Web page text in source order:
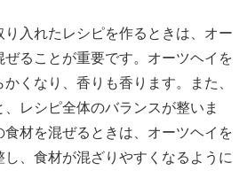
入れたレシピを作るときは、オー
ることが重要です。オーツヘイを
くなり、香りも香ります。また、
レシピ全体のバランスが整いま
材を混ぜるときは、オーツヘイを
し、食材が混ざりやすくなるように